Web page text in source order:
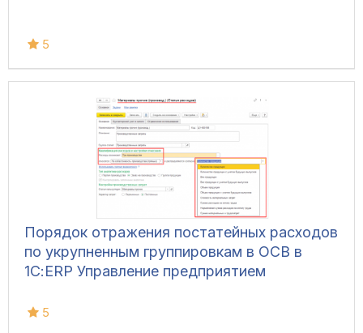
5
Порядок отражения постатейных расходов
по укрупненным группировкам в ОСВ в
1С:ERP Управление предприятием
5